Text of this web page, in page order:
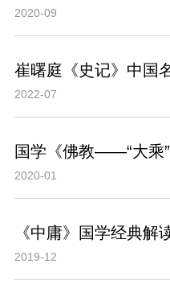
2020-09
崔曙庭《史记》中国
2022-07
国学《佛教——“大乘”
2020-01
《中庸》国学经典解
2019-12